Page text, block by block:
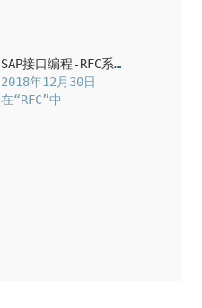
SAP接口编程-RFC系列03 : RFC调用SAP函数
2018年12月30日
在“RFC”中